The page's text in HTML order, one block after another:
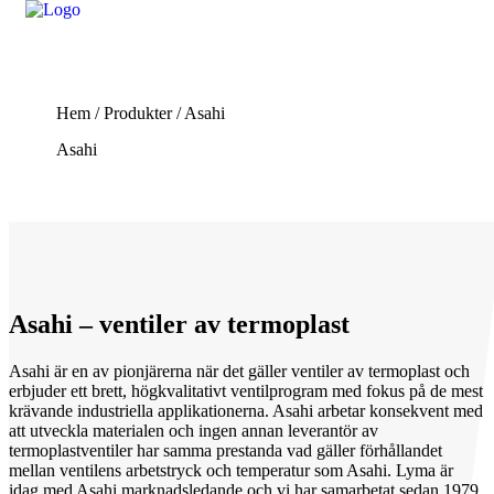
Hem /Produkter/Asahi
Asahi
Asahi – ventiler av termoplast
Asahi är en av pionjärerna när det gäller ventiler av termoplast och
erbjuder ett brett, högkvalitativt ventilprogram med fokus på de mest
krävande industriella applikationerna. Asahi arbetar konsekvent med
att utveckla materialen och ingen annan leverantör av
termoplastventiler har samma prestanda vad gäller förhållandet
mellan ventilens arbetstryck och temperatur som Asahi. Lyma är
idag med Asahi marknadsledande och vi har samarbetat sedan 1979.